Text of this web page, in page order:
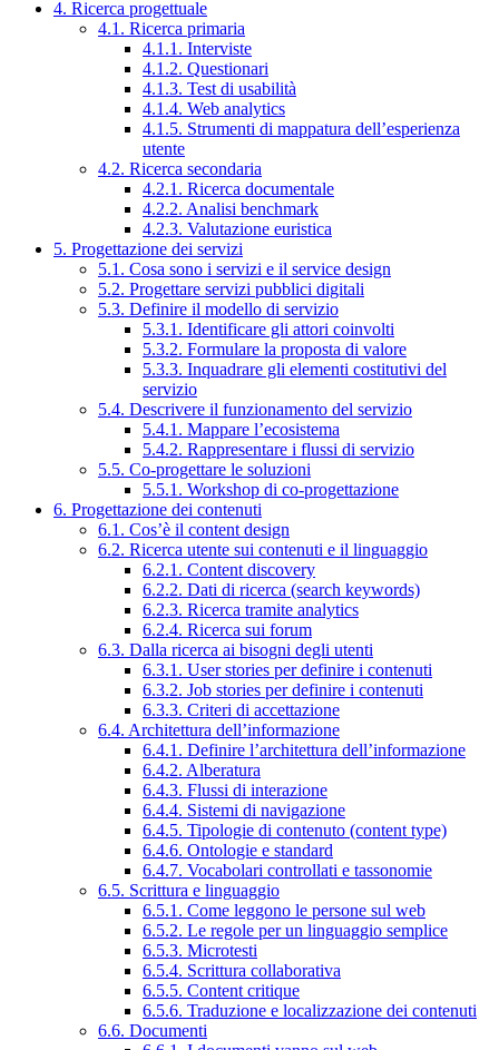
4. Ricerca progettuale
4.1. Ricerca primaria
4.1.1. Interviste
4.1.2. Questionari
4.1.3. Test di usabilità
4.1.4. Web analytics
4.1.5. Strumenti di mappatura dell’esperienza
utente
4.2. Ricerca secondaria
4.2.1. Ricerca documentale
4.2.2. Analisi benchmark
4.2.3. Valutazione euristica
5. Progettazione dei servizi
5.1. Cosa sono i servizi e il service design
5.2. Progettare servizi pubblici digitali
5.3. Definire il modello di servizio
5.3.1. Identificare gli attori coinvolti
5.3.2. Formulare la proposta di valore
5.3.3. Inquadrare gli elementi costitutivi del
servizio
5.4. Descrivere il funzionamento del servizio
5.4.1. Mappare l’ecosistema
5.4.2. Rappresentare i flussi di servizio
5.5. Co-progettare le soluzioni
5.5.1. Workshop di co-progettazione
6. Progettazione dei contenuti
6.1. Cos’è il content design
6.2. Ricerca utente sui contenuti e il linguaggio
6.2.1. Content discovery
6.2.2. Dati di ricerca (search keywords)
6.2.3. Ricerca tramite analytics
6.2.4. Ricerca sui forum
6.3. Dalla ricerca ai bisogni degli utenti
6.3.1. User stories per definire i contenuti
6.3.2. Job stories per definire i contenuti
6.3.3. Criteri di accettazione
6.4. Architettura dell’informazione
6.4.1. Definire l’architettura dell’informazione
6.4.2. Alberatura
6.4.3. Flussi di interazione
6.4.4. Sistemi di navigazione
6.4.5. Tipologie di contenuto (content type)
6.4.6. Ontologie e standard
6.4.7. Vocabolari controllati e tassonomie
6.5. Scrittura e linguaggio
6.5.1. Come leggono le persone sul web
6.5.2. Le regole per un linguaggio semplice
6.5.3. Microtesti
6.5.4. Scrittura collaborativa
6.5.5. Content critique
6.5.6. Traduzione e localizzazione dei contenuti
6.6. Documenti